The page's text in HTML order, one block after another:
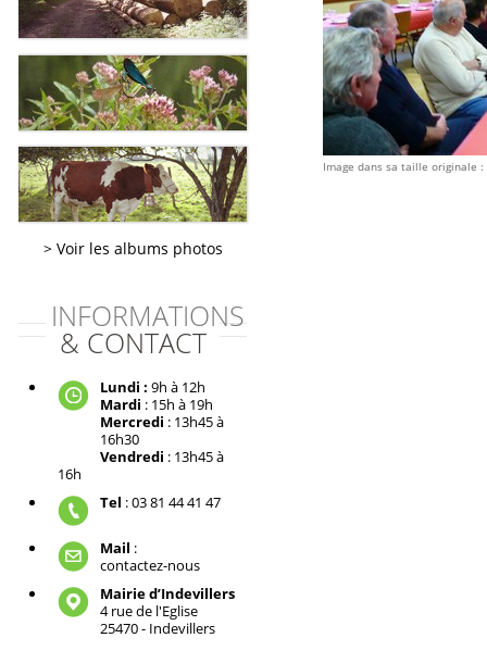
Voir les albums photos
INFORMATIONS
& CONTACT
Lundi : 9h à 12h
Mardi : 15h à 19h
Mercredi : 13h45 à
16h30
Vendredi : 13h45 à
16h
Tel : 03 81 44 41 47
Mail :
contactez-nous
Mairie d’Indevillers
4 rue de l'Eglise
25470 - Indevillers
Image dans sa taille originale :